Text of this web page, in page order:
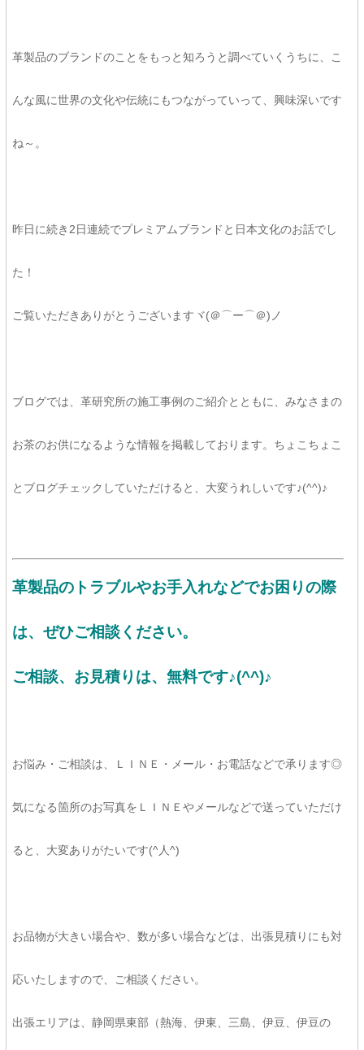
革製品のブランドのことをもっと知ろうと調べていくうちに、こ
んな風に世界の文化や伝統にもつながっていって、興味深いです
ね～。
昨日に続き2日連続でプレミアムブランドと日本文化のお話でし
た！
ご覧いただきありがとうございますヾ(＠⌒ー⌒＠)ノ
ブログでは、革研究所の施工事例のご紹介とともに、みなさまの
お茶のお供になるような情報を掲載しております。ちょこちょこ
とブログチェックしていただけると、大変うれしいです♪(^^)♪
革製品のトラブルやお手入れなどでお困りの際
は、ぜひご相談ください。
ご相談、お見積りは、 無料です♪(^^)♪
お悩み・ご相談は、ＬＩＮＥ・メール・お電話などで承ります◎
気になる箇所のお写真をＬＩＮＥやメールなどで送っていただけ
ると、大変ありがたいです(^人^)
お品物が大きい場合や、数が多い場合などは、出張見積りにも対
応いたしますので、ご相談ください。
出張エリアは、静岡県東部（熱海、伊東、三島、伊豆、伊豆の